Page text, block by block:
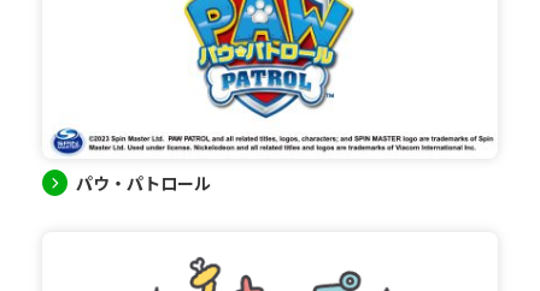
パウ・パトロール